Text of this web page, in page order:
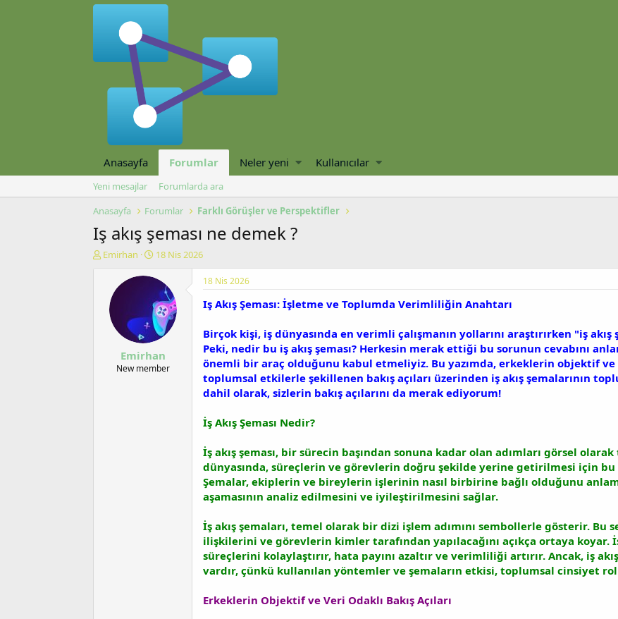
Anasayfa Forumlar Neler yeni Kullanıcılar
Yeni mesajlar
Forumlarda ara
Anasayfa
Forumlar Farklı Görüşler ve Perspektifler
Iş akış şeması ne demek ?
K
Emirhan
B
ş
a
n
g
ı
ç
t
18 Nis 2026
Emirhan
New member
18 Nis 2026
Iş Akış Şeması: İşletme ve Toplumda Verimliliğin Anahtarı
Birçok kişi, iş dünyasında en verimli çalışmanın yollarını araştırırken "iş akış
Peki, nedir bu iş akış şeması? Herkesin merak ettiği bu sorunun cevabını
önemli bir araç olduğunu kabul etmeliyiz. Bu yazımda, erkeklerin objektif ve
toplumsal etkilerle şekillenen bakış açıları üzerinden iş akış şemalarının
dahil olarak, sizlerin bakış açılarını da merak ediyorum!
İş Akış Şeması Nedir?
İş akış şeması, bir sürecin başından sonuna kadar olan adımları görsel
dünyasında, süreçlerin ve görevlerin doğru şekilde yerine getirilmesi için
Şemalar, ekiplerin ve bireylerin işlerinin nasıl birbirine bağlı olduğunu
aşamasının analiz edilmesini ve iyileştirilmesini sağlar.
İş akış şemaları, temel olarak bir dizi işlem adımını sembollerle gösterir. Bu
ilişkilerini ve görevlerin kimler tarafından yapılacağını açıkça ortaya
süreçlerini kolaylaştırır, hata payını azaltır ve verimliliği artırır. Ancak, iş
vardır, çünkü kullanılan yöntemler ve şemaların etkisi, toplumsal cinsiyet
Erkeklerin Objektif ve Veri Odaklı Bakış Açıları